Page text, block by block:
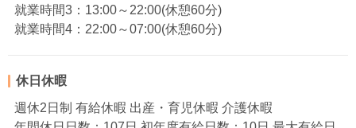
就業時間3：13:00～22:00(休憩60分)
就業時間4：22:00～07:00(休憩60分)
休日休暇
週休2日制 有給休暇 出産・育児休暇 介護休暇